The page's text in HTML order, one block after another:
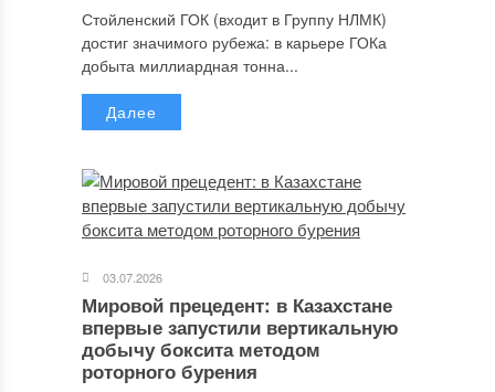
Стойленский ГОК (входит в Группу НЛМК)
достиг значимого рубежа: в карьере ГОКа
добыта миллиардная тонна...
Далее
03.07.2026
Мировой прецедент: в Казахстане
впервые запустили вертикальную
добычу боксита методом
роторного бурения